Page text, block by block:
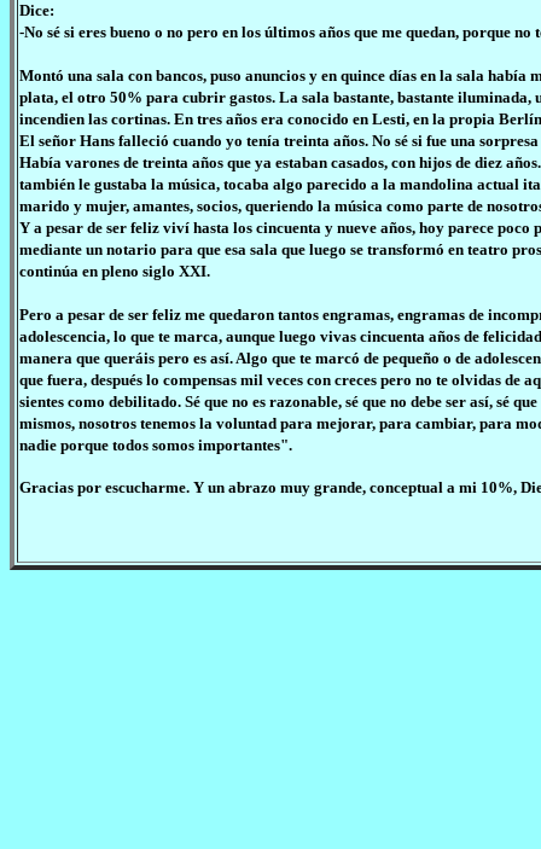
Dice:
-No sé si eres bueno o no pero en los últimos años que me quedan, porque
Montó una sala con bancos, puso anuncios y en quince días en la sala había
plata, el otro 50% para cubrir gastos. La sala bastante, bastante
incendien las cortinas. En tres años era conocido en Lesti, en la propia
El señor Hans falleció cuando yo tenía treinta años. No sé si fue una
Había varones de treinta años que ya estaban casados, con hijos de diez
también le gustaba la música, tocaba algo parecido a la mandolina actual
marido y mujer, amantes, socios, queriendo la música como parte de
Y a pesar de ser feliz viví hasta los cincuenta y nueve años, hoy parece
mediante un notario para que esa sala que luego se transformó en teatro
continúa en pleno siglo XXI.
Pero a pesar de ser feliz me quedaron tantos engramas, engramas de
adolescencia, lo que te marca, aunque luego vivas cincuenta años de
manera que queráis pero es así. Algo que te marcó de pequeño o de
que fuera, después lo compensas mil veces con creces pero no te olvidas
sientes como debilitado. Sé que no es razonable, sé que no debe ser así, sé
mismos, nosotros tenemos la voluntad para mejorar, para cambiar, para
nadie porque todos somos importantes".
Gracias por escucharme. Y un abrazo muy grande, conceptual a mi 10%,